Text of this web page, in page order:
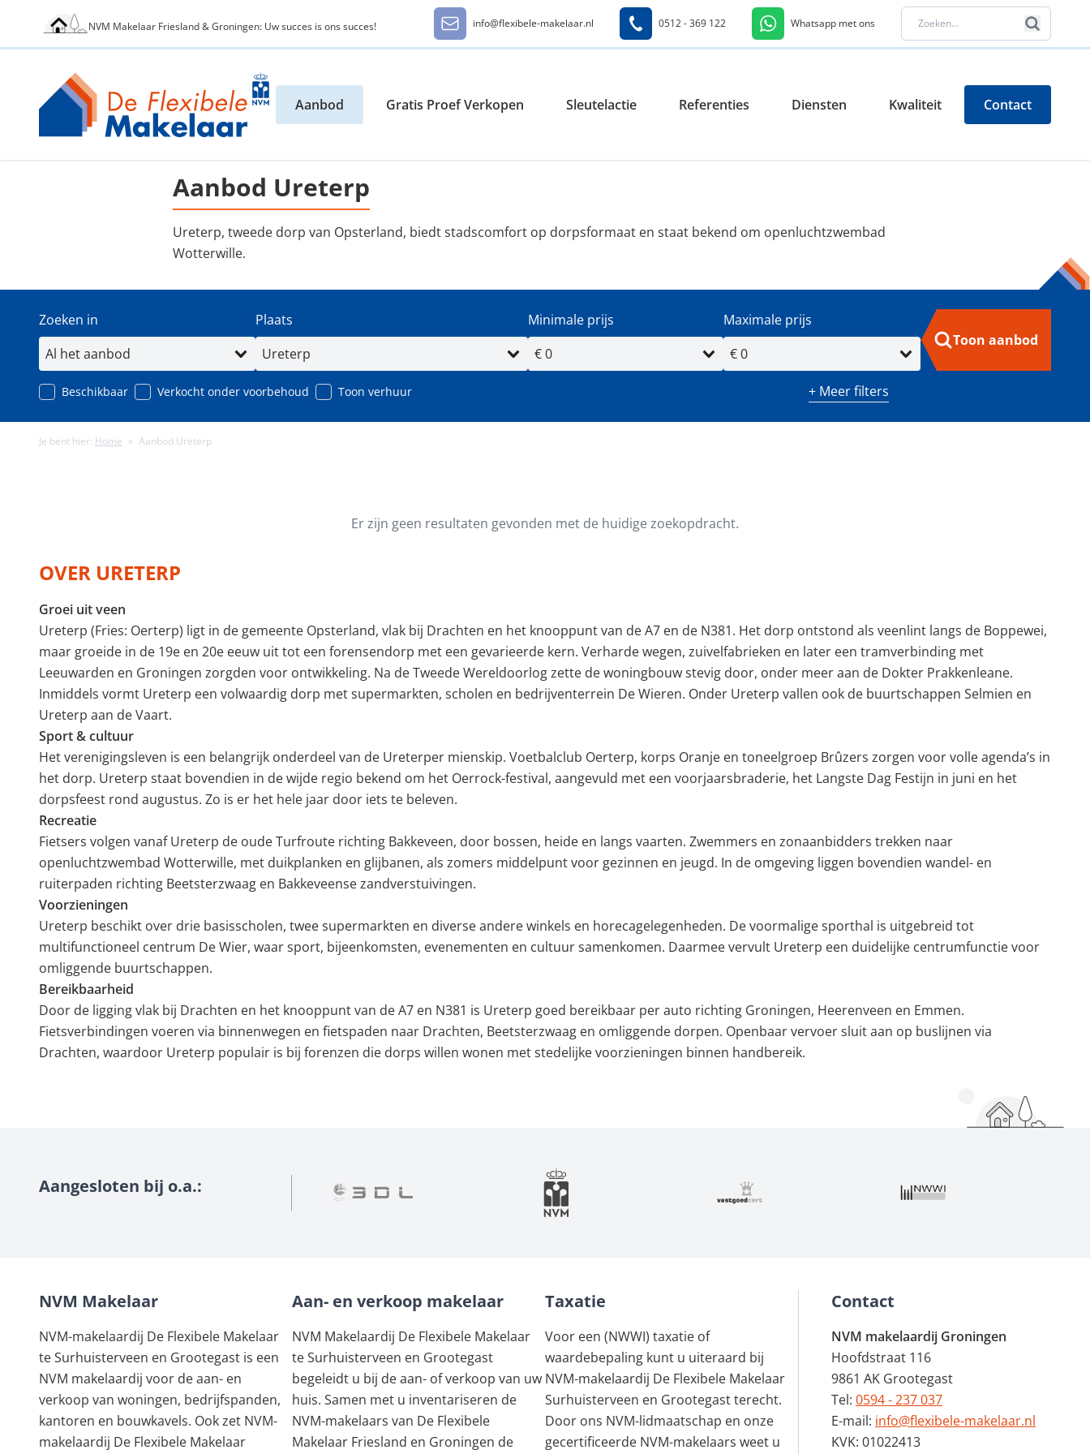
NVM Makelaar Friesland & Groningen: Uw succes is ons succes! info@flexibele-makelaar.nl 0512 - 369 122 Whatsapp met ons
Aanbod Gratis Proef Verkopen Sleutelactie Referenties Diensten Kwaliteit Contact
Aanbod Ureterp
Ureterp, tweede dorp van Opsterland, biedt stadscomfort op dorpsformaat en staat bekend om openluchtzwembad
Wotterwille.
Zoeken in Plaats Minimale prijs
Maximale prijs
Toon aanbod
Beschikbaar Verkocht onder voorbehoud Toon verhuur + Meer filters
Minimale energielabel
Je bent hier: Home » Aanbod Ureterp
Er zijn geen resultaten gevonden met de huidige zoekopdracht.
OVER URETERP
Groei uit veen
Ureterp (Fries: Oerterp) ligt in de gemeente Opsterland, vlak bij Drachten en het knooppunt van de A7 en de N381. Het dorp ontstond als veenlint langs de Boppewei,
maar groeide in de 19e en 20e eeuw uit tot een forensendorp met een gevarieerde kern. Verharde wegen, zuivelfabrieken en later een tramverbinding met
Leeuwarden en Groningen zorgden voor ontwikkeling. Na de Tweede Wereldoorlog zette de woningbouw stevig door, onder meer aan de Dokter Prakkenleane.
Inmiddels vormt Ureterp een volwaardig dorp met supermarkten, scholen en bedrijventerrein De Wieren. Onder Ureterp vallen ook de buurtschappen Selmien en
Ureterp aan de Vaart.
Sport & cultuur
Het verenigingsleven is een belangrijk onderdeel van de Ureterper mienskip. Voetbalclub Oerterp, korps Oranje en toneelgroep Brûzers zorgen voor volle agenda’s in
het dorp. Ureterp staat bovendien in de wijde regio bekend om het Oerrock-festival, aangevuld met een voorjaarsbraderie, het Langste Dag Festijn in juni en het
dorpsfeest rond augustus. Zo is er het hele jaar door iets te beleven.
Recreatie
Fietsers volgen vanaf Ureterp de oude Turfroute richting Bakkeveen, door bossen, heide en langs vaarten. Zwemmers en zonaanbidders trekken naar
openluchtzwembad Wotterwille, met duikplanken en glijbanen, als zomers middelpunt voor gezinnen en jeugd. In de omgeving liggen bovendien wandel- en
ruiterpaden richting Beetsterzwaag en Bakkeveense zandverstuivingen.
Voorzieningen
Ureterp beschikt over drie basisscholen, twee supermarkten en diverse andere winkels en horecagelegenheden. De voormalige sporthal is uitgebreid tot
multifunctioneel centrum De Wier, waar sport, bijeenkomsten, evenementen en cultuur samenkomen. Daarmee vervult Ureterp een duidelijke centrumfunctie voor
omliggende buurtschappen.
Bereikbaarheid
Door de ligging vlak bij Drachten en het knooppunt van de A7 en N381 is Ureterp goed bereikbaar per auto richting Groningen, Heerenveen en Emmen.
Fietsverbindingen voeren via binnenwegen en fietspaden naar Drachten, Beetsterzwaag en omliggende dorpen. Openbaar vervoer sluit aan op buslijnen via
Drachten, waardoor Ureterp populair is bij forenzen die dorps willen wonen met stedelijke voorzieningen binnen handbereik.
Aangesloten bij o.a.:
NVM Makelaar
NVM-makelaardij De Flexibele Makelaar
te Surhuisterveen en Grootegast is een
NVM makelaardij voor de aan- en
verkoop van woningen, bedrijfspanden,
kantoren en bouwkavels. Ook zet NVM-
makelaardij De Flexibele Makelaar
Aan- en verkoop makelaar
NVM Makelaardij De Flexibele Makelaar
te Surhuisterveen en Grootegast
begeleidt u bij de aan- of verkoop van uw
huis. Samen met u inventariseren de
NVM-makelaars van De Flexibele
Makelaar Friesland en Groningen de
Taxatie
Voor een (NWWI) taxatie of
waardebepaling kunt u uiteraard bij
NVM-makelaardij De Flexibele Makelaar
Surhuisterveen en Grootegast terecht.
Door ons NVM-lidmaatschap en onze
gecertificeerde NVM-makelaars weet u
Contact
NVM makelaardij Groningen
Hoofdstraat 116
9861 AK Grootegast
Tel: 0594 - 237 037
E-mail: info@flexibele-makelaar.nl
KVK: 01022413